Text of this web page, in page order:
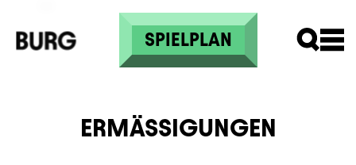
Direkt zum Inhalt
SPIELPLAN
ERMÄSSIGUNGEN